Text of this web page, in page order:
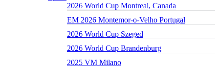
2026 World Cup Montreal, Canada
EM 2026 Montemor-o-Velho Portugal
2026 World Cup Szeged
2026 World Cup Brandenburg
2025 VM Milano